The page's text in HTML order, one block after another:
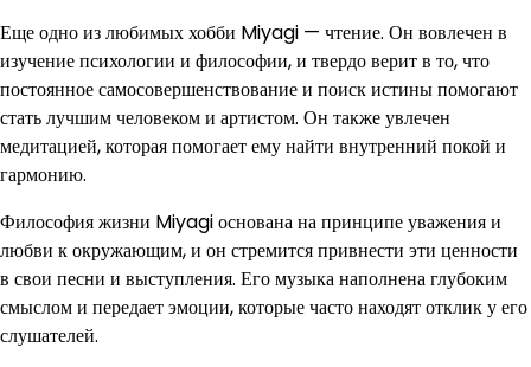
Еще одно из любимых хобби Miyagi — чтение. Он вовлечен в
изучение психологии и философии, и твердо верит в то, что
постоянное самосовершенствование и поиск истины помогают
стать лучшим человеком и артистом. Он также увлечен
медитацией, которая помогает ему найти внутренний покой и
гармонию.
Философия жизни Miyagi основана на принципе уважения и
любви к окружающим, и он стремится привнести эти ценности
в свои песни и выступления. Его музыка наполнена глубоким
смыслом и передает эмоции, которые часто находят отклик у его
слушателей.